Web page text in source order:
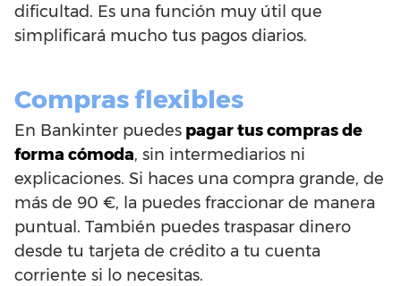
dificultad. Es una función muy útil que
simplificará mucho tus pagos diarios.
Compras flexibles
En Bankinter puedes pagar tus compras de
forma cómoda, sin intermediarios ni
explicaciones. Si haces una compra grande, de
más de 90 €, la puedes fraccionar de manera
puntual. También puedes traspasar dinero
desde tu tarjeta de crédito a tu cuenta
corriente si lo necesitas.